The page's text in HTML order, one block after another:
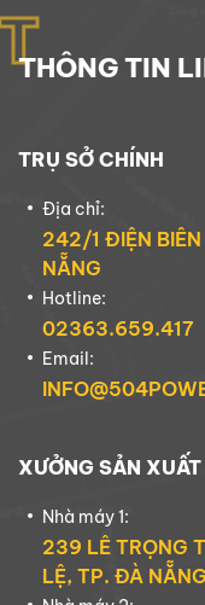
THÔNG TIN
TRỤ SỞ CHÍNH
Địa chỉ:
242/1 ĐIỆN
NẴNG
Hotline:
02363.659.417
Email:
XƯỞNG SẢN XUẤT
Nhà máy 1:
239 LÊ TRỌNG
LỆ, TP. ĐÀ NẴNG